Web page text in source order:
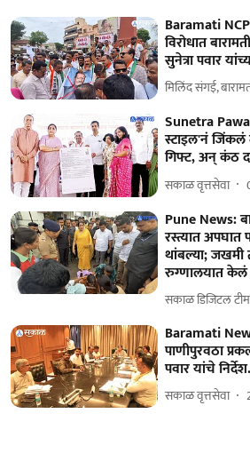
Baramati
विरोधात
सुनेत्रा पवार
मिलिंद संगई,
Sunetra
स्टाइल'नं जिंकलं
गिफ्ट, अन् कंठ
सकाळ वृत्तसेवा
Pune News:
रस्त्यात अपघात
थांबल्या;
रुग्णालयात
सकाळ डिजिटल टीम
Baramati
पाणीपुरवठा
पवार यांचे
सकाळ वृत्तसेवा